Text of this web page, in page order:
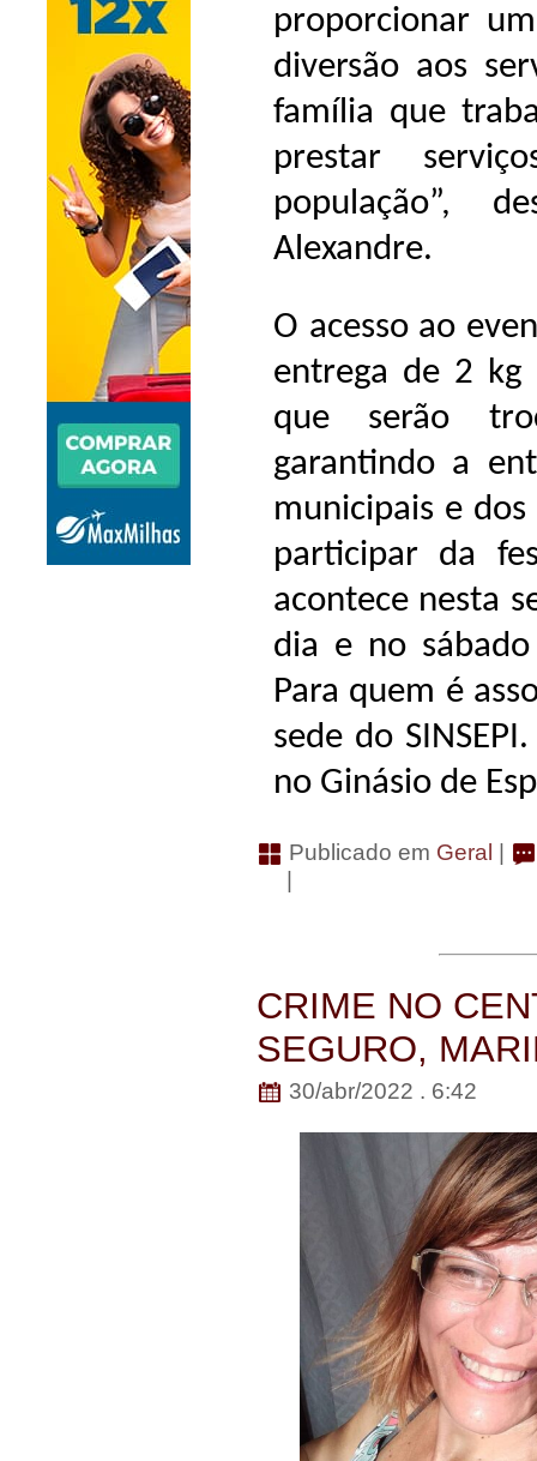
proporcionar
diversão aos
família que
prestar
população”,
Alexandre.
O acesso ao
entrega de 2 kg
que serão
garantindo a
municipais e
participar da
acontece nesta
dia e no
Para quem é
sede do
no Ginásio de
Publicado em Geral
CRIME NO
SEGURO,
30/abr/2022 . 6:42